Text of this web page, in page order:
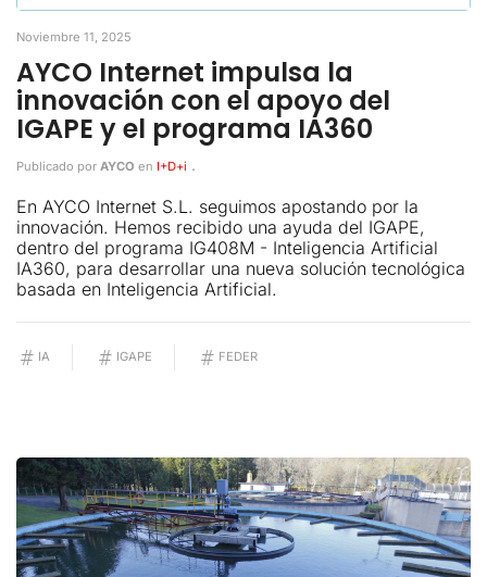
Noviembre 11, 2025
AYCO Internet impulsa la
innovación con el apoyo del
IGAPE y el programa IA360
Publicado por AYCO en I+D+i .
En AYCO Internet S.L. seguimos apostando por la
innovación. Hemos recibido una ayuda del IGAPE,
dentro del programa IG408M - Inteligencia Artificial
IA360, para desarrollar una nueva solución tecnológica
basada en Inteligencia Artificial.
IA IGAPE FEDER